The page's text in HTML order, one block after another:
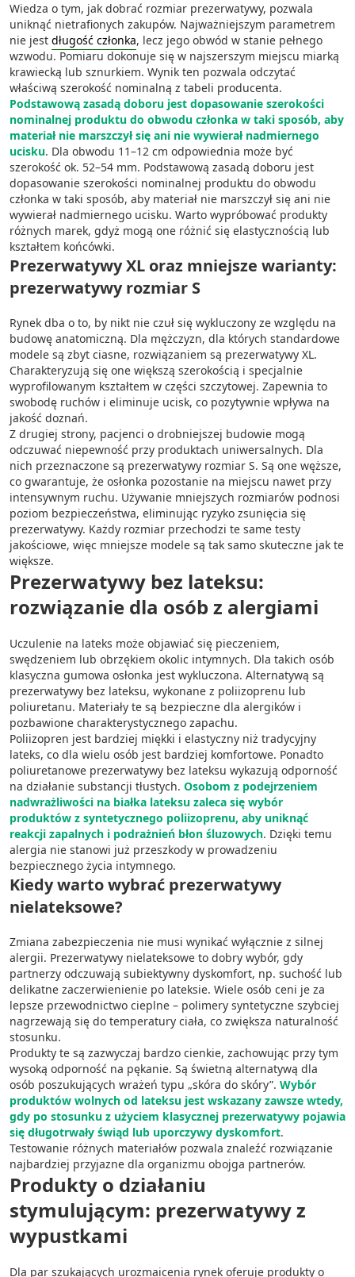
Wiedza o tym, jak dobrać rozmiar prezerwatywy, pozwala
uniknąć nietrafionych zakupów. Najważniejszym parametrem
nie jest długość członka, lecz jego obwód w stanie pełnego
wzwodu. Pomiaru dokonuje się w najszerszym miejscu miarką
krawiecką lub sznurkiem. Wynik ten pozwala odczytać
właściwą szerokość nominalną z tabeli producenta.
Podstawową zasadą doboru jest dopasowanie szerokości
nominalnej produktu do obwodu członka w taki sposób, aby
materiał nie marszczył się ani nie wywierał nadmiernego
ucisku. Dla obwodu 11–12 cm odpowiednia może być
szerokość ok. 52–54 mm. Podstawową zasadą doboru jest
dopasowanie szerokości nominalnej produktu do obwodu
członka w taki sposób, aby materiał nie marszczył się ani nie
wywierał nadmiernego ucisku. Warto wypróbować produkty
różnych marek, gdyż mogą one różnić się elastycznością lub
kształtem końcówki.
Prezerwatywy XL oraz mniejsze warianty:
prezerwatywy rozmiar S
Rynek dba o to, by nikt nie czuł się wykluczony ze względu na
budowę anatomiczną. Dla mężczyzn, dla których standardowe
modele są zbyt ciasne, rozwiązaniem są prezerwatywy XL.
Charakteryzują się one większą szerokością i specjalnie
wyprofilowanym kształtem w części szczytowej. Zapewnia to
swobodę ruchów i eliminuje ucisk, co pozytywnie wpływa na
jakość doznań.
Z drugiej strony, pacjenci o drobniejszej budowie mogą
odczuwać niepewność przy produktach uniwersalnych. Dla
nich przeznaczone są prezerwatywy rozmiar S. Są one węższe,
co gwarantuje, że osłonka pozostanie na miejscu nawet przy
intensywnym ruchu. Używanie mniejszych rozmiarów podnosi
poziom bezpieczeństwa, eliminując ryzyko zsunięcia się
prezerwatywy. Każdy rozmiar przechodzi te same testy
jakościowe, więc mniejsze modele są tak samo skuteczne jak te
większe.
Prezerwatywy bez lateksu:
rozwiązanie dla osób z alergiami
Uczulenie na lateks może objawiać się pieczeniem,
swędzeniem lub obrzękiem okolic intymnych. Dla takich osób
klasyczna gumowa osłonka jest wykluczona. Alternatywą są
prezerwatywy bez lateksu, wykonane z poliizoprenu lub
poliuretanu. Materiały te są bezpieczne dla alergików i
pozbawione charakterystycznego zapachu.
Poliizopren jest bardziej miękki i elastyczny niż tradycyjny
lateks, co dla wielu osób jest bardziej komfortowe. Ponadto
poliuretanowe prezerwatywy bez lateksu wykazują odporność
na działanie substancji tłustych. Osobom z podejrzeniem
nadwrażliwości na białka lateksu zaleca się wybór
produktów z syntetycznego poliizoprenu, aby uniknąć
reakcji zapalnych i podrażnień błon śluzowych. Dzięki temu
alergia nie stanowi już przeszkody w prowadzeniu
bezpiecznego życia intymnego.
Kiedy warto wybrać prezerwatywy
nielateksowe?
Zmiana zabezpieczenia nie musi wynikać wyłącznie z silnej
alergii. Prezerwatywy nielateksowe to dobry wybór, gdy
partnerzy odczuwają subiektywny dyskomfort, np. suchość lub
delikatne zaczerwienienie po lateksie. Wiele osób ceni je za
lepsze przewodnictwo cieplne – polimery syntetyczne szybciej
nagrzewają się do temperatury ciała, co zwiększa naturalność
stosunku.
Produkty te są zazwyczaj bardzo cienkie, zachowując przy tym
wysoką odporność na pękanie. Są świetną alternatywą dla
osób poszukujących wrażeń typu „skóra do skóry”. Wybór
produktów wolnych od lateksu jest wskazany zawsze wtedy,
gdy po stosunku z użyciem klasycznej prezerwatywy pojawia
się długotrwały świąd lub uporczywy dyskomfort.
Testowanie różnych materiałów pozwala znaleźć rozwiązanie
najbardziej przyjazne dla organizmu obojga partnerów.
Produkty o działaniu
stymulującym: prezerwatywy z
wypustkami
Dla par szukających urozmaicenia rynek oferuje produkty o